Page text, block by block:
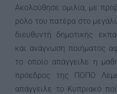
Ακολούθησε ομιλία, με
ρόλο του πατέρα στο
διευθυντή δημοτικής
και ανάγνωση ποιήματος
το οποίο απάγγειλε η
πρόεδρος της ΠΟΠΟ
απάγγειλε το Κυπριακό